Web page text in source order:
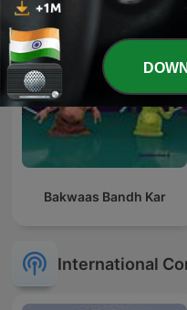
Bakwaas Bandh Kar
International